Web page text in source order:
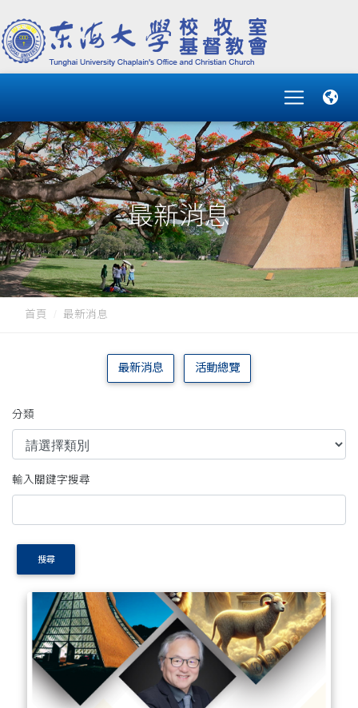
最新消息
首頁 最新消息
最新消息 活動總覽
分類
輸入關鍵字搜尋
搜尋